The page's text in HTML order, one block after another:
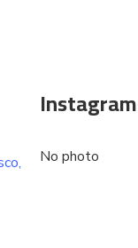
Instagram
No photo